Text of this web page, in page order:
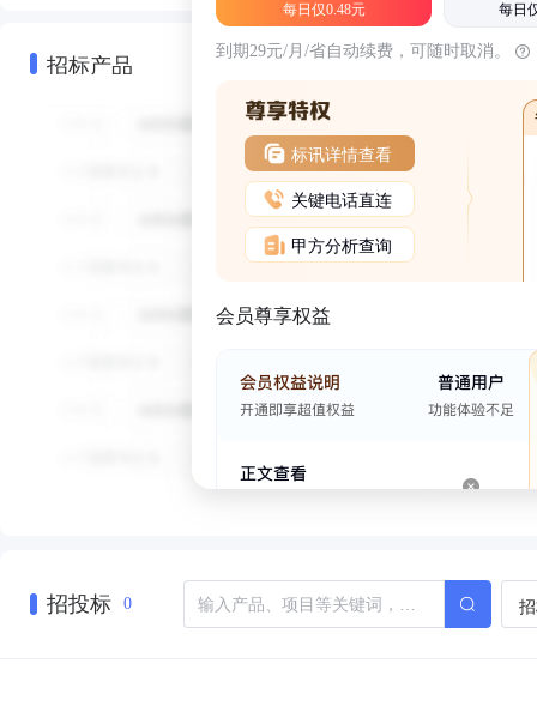
招标产品
每日仅0.48元 每日
到期29元/月/省自动续费，可随时取消。
标讯详情查看
关键电话直连
甲方分析查询
会员尊享权益
招投标 0